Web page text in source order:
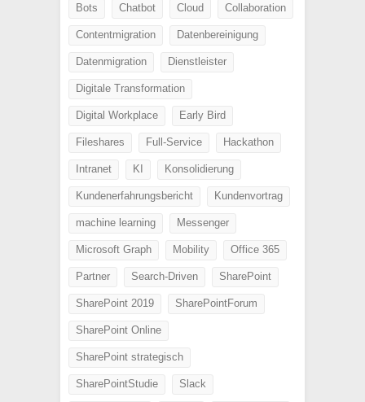
Bots Chatbot Cloud Collaboration
Contentmigration Datenbereinigung
Datenmigration Dienstleister
Digitale Transformation
Digital Workplace Early Bird
Fileshares Full-Service Hackathon
Intranet KI Konsolidierung
Kundenerfahrungsbericht Kundenvortrag
machine learning Messenger
Microsoft Graph Mobility Office 365
Partner Search-Driven SharePoint
SharePoint 2019 SharePointForum
SharePoint Online
SharePoint strategisch
SharePointStudie Slack